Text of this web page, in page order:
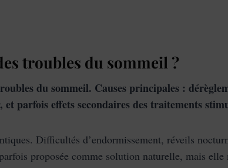
troubles du sommeil ?
du sommeil. Causes principales :
parfois effets secondaires des traitements
Difficultés d’endormissement, réveils
proposée comme solution naturelle, mais